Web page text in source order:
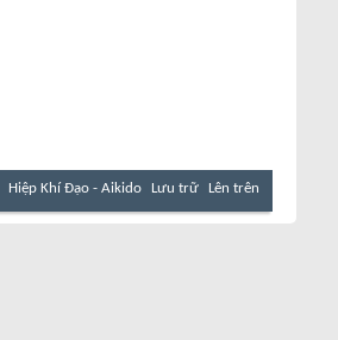
Hiệp Khí Đạo - Aikido Lưu trữ Lên trên